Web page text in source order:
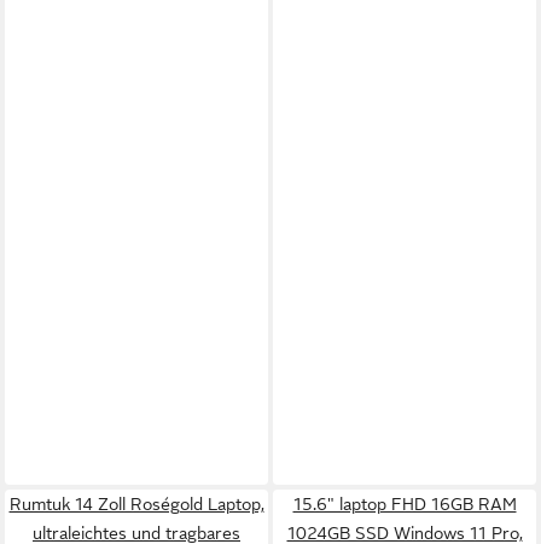
Rumtuk 14 Zoll Roségold Laptop,
ultraleichtes und tragbares
15.6" laptop FHD 16GB RAM
1024GB SSD Windows 11 Pro,